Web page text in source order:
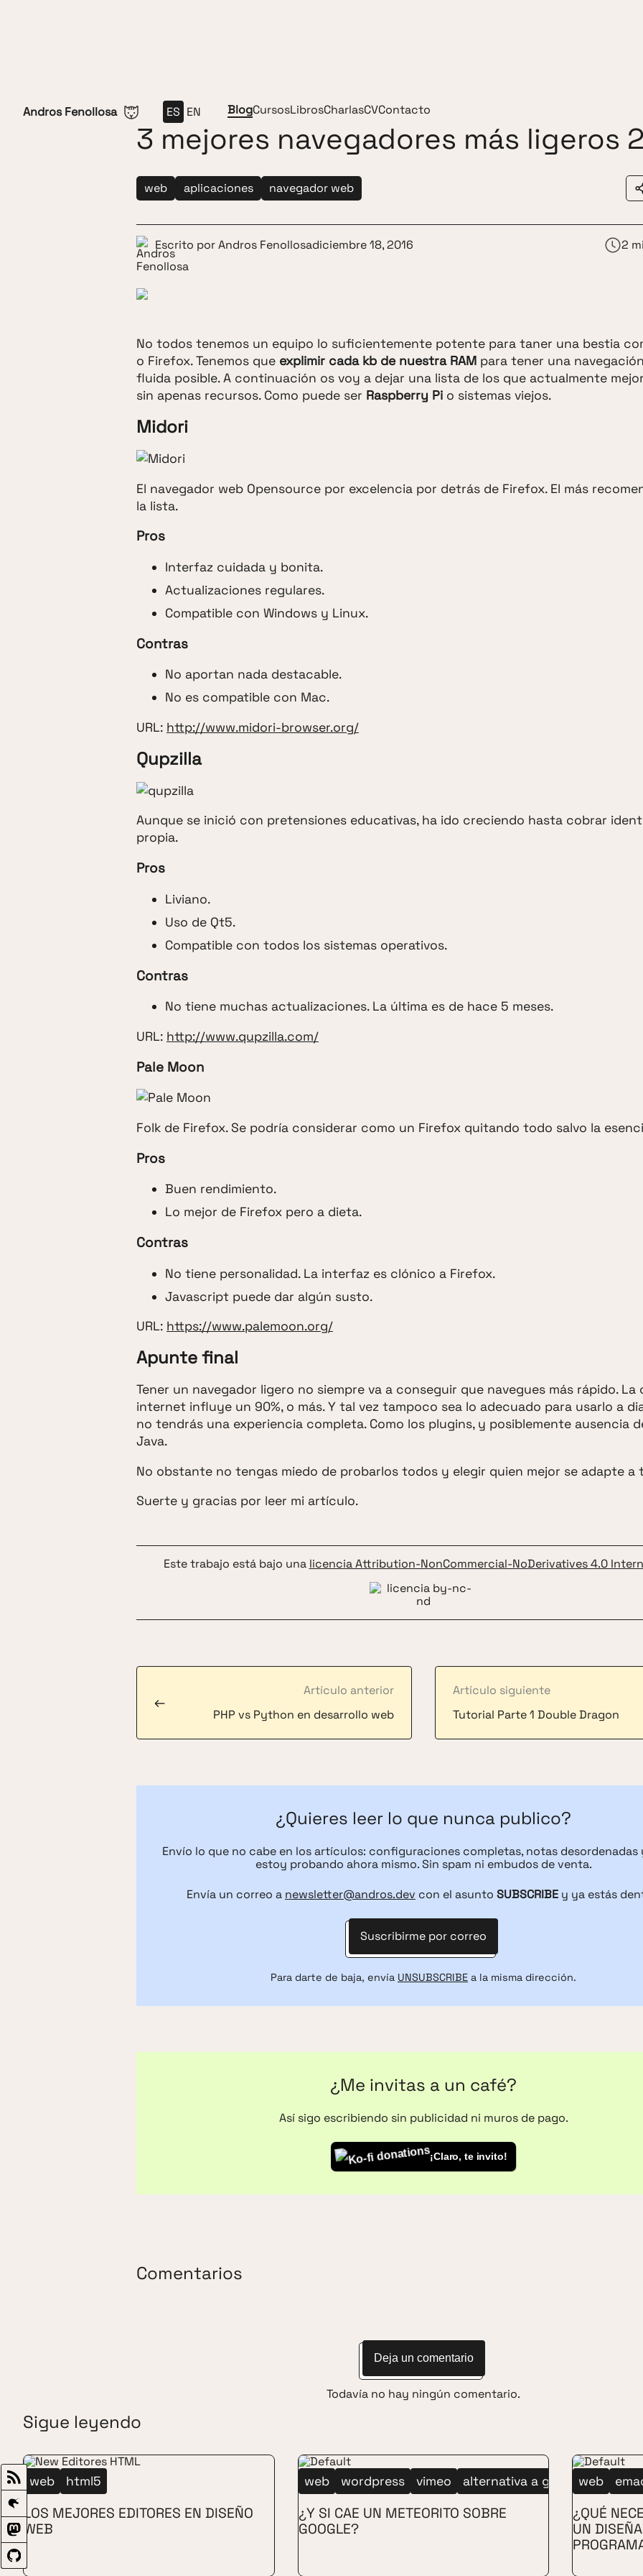
Saltar al contenido
Andros Fenollosa ES EN BlogCursosLibrosCharlasCVContacto
3 mejores navegadores más ligeros
web aplicaciones navegador web
No todos tenemos un equipo lo suficientemente potente para taner una bestia
o Firefox. Tenemos que explimir cada kb de nuestra RAM para tener una
fluida posible. A continuación os voy a dejar una lista de los que actualmente
sin apenas recursos. Como puede ser Raspberry Pi o sistemas viejos.
Midori
El navegador web Opensource por excelencia por detrás de Firefox. El más
la lista.
Pros
Interfaz cuidada y bonita.
Actualizaciones regulares.
Compatible con Windows y Linux.
Contras
No aportan nada destacable.
No es compatible con Mac.
URL: http://www.midori-browser.org/
Qupzilla
Aunque se inició con pretensiones educativas, ha ido creciendo hasta cobrar
propia.
Pros
Liviano.
Uso de Qt5.
Compatible con todos los sistemas operativos.
Contras
No tiene muchas actualizaciones. La última es de hace 5 meses.
URL: http://www.qupzilla.com/
Pale Moon
Folk de Firefox. Se podría considerar como un Firefox quitando todo salvo la
Pros
Buen rendimiento.
Lo mejor de Firefox pero a dieta.
Contras
No tiene personalidad. La interfaz es clónico a Firefox.
Javascript puede dar algún susto.
URL: https://www.palemoon.org/
Apunte final
Tener un navegador ligero no siempre va a conseguir que navegues más rápido. La
internet influye un 90%, o más. Y tal vez tampoco sea lo adecuado para usarlo a
no tendrás una experiencia completa. Como los plugins, y posiblemente ausencia
Java.
No obstante no tengas miedo de probarlos todos y elegir quien mejor se adapte a
Suerte y gracias por leer mi artículo.
Este trabajo está bajo una licencia Attribution-NonCommercial-NoDerivatives 4.0
Artículo anterior
PHP vs Python en desarrollo web
←
Artículo siguiente
Tutorial Parte 1 Double Dragon
¿Quieres leer lo que nunca publico?
Envío lo que no cabe en los artículos: configuraciones completas, notas desordenadas
estoy probando ahora mismo. Sin spam ni embudos de venta.
Envía un correo a newsletter@andros.dev con el asunto SUBSCRIBE y ya estás
Suscribirme por correo
Para darte de baja, envía UNSUBSCRIBE a la misma dirección.
¿Me invitas a un café?
Así sigo escribiendo sin publicidad ni muros de pago.
¡Claro, te invito!
Comentarios
Deja un comentario
Todavía no hay ningún comentario.
Escrito porAndros Fenollosadiciembre 18, 2016 2
Sigue leyendo
web html5
LOS MEJORES EDITORES EN DISEÑO
WEB
web wordpress vimeo alternativa a google
¿Y SI CAE UN METEORITO SOBRE
GOOGLE?
web
¿QUÉ
UN